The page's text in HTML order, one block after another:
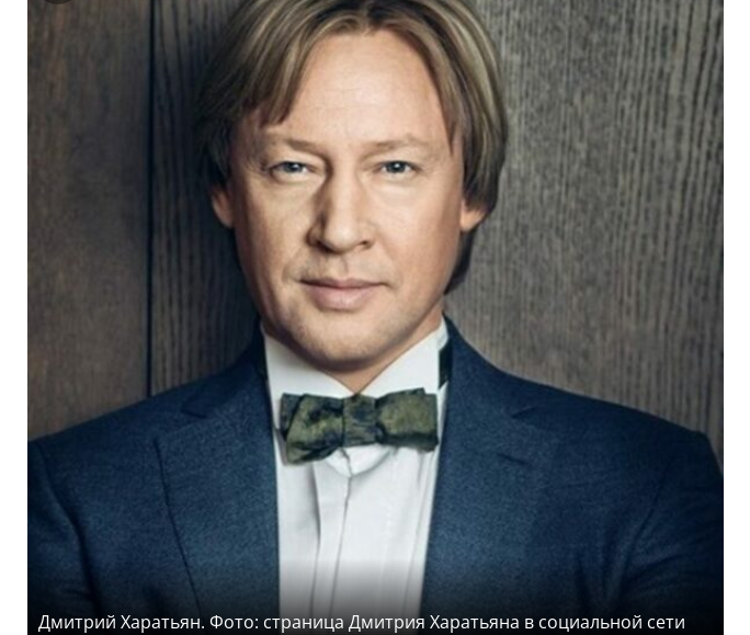
Дмитрий Харатьян. Фото: страница Дмитрия Харатьяна в социальной сети